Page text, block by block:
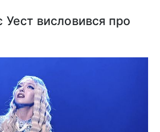
Уест висловився про